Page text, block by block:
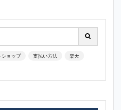
ショップ 支払い方法 楽天